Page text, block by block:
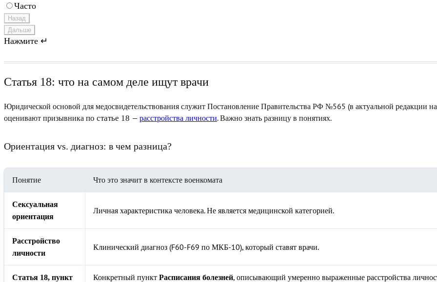
Часто
Назад
Дальше
Нажмите ↵
Статья 18: что на самом деле ищут врачи
Юридической основой для медосвидетельствования служит Постановление Правительства РФ №565 (в актуальной редакции
оценивают призывника по статье 18 — расстройства личности. Важно знать разницу в понятиях.
Ориентация vs. диагноз: в чем разница?
Понятие Что это значит в контексте военкомата
Сексуальная
ориентация
Личная характеристика человека. Не является медицинской категорией.
Расстройство
личности
Клинический диагноз (F60-F69 по МКБ-10), который ставят врачи.
Статья 18, пункт
Конкретный пункт Расписания болезней, описывающий умеренно выраженные расстройства